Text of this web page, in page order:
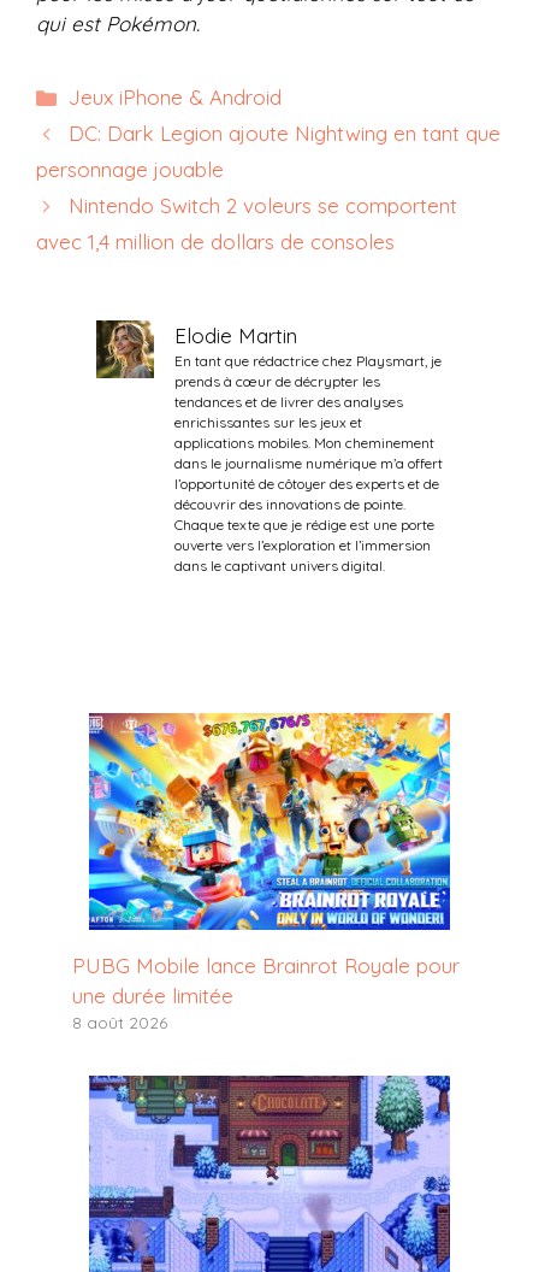
qui est Pokémon.
Catégories
Jeux iPhone & Android
DC: Dark Legion ajoute Nightwing en tant que
personnage jouable
Nintendo Switch 2 voleurs se comportent
avec 1,4 million de dollars de consoles
Elodie Martin
En tant que rédactrice chez Playsmart, je
prends à cœur de décrypter les
tendances et de livrer des analyses
enrichissantes sur les jeux et
applications mobiles. Mon cheminement
dans le journalisme numérique m’a offert
l’opportunité de côtoyer des experts et de
découvrir des innovations de pointe.
Chaque texte que je rédige est une porte
ouverte vers l’exploration et l’immersion
dans le captivant univers digital.
PUBG Mobile lance Brainrot Royale pour
une durée limitée
8 août 2026